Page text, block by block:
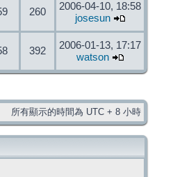
260
2006-04-10, 18:58
josesun
392
2006-01-13, 17:17
watson
所有顯示的時間為 UTC + 8 小時